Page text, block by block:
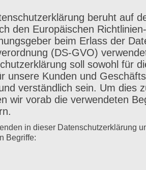
werden in den Logfiles
Erfasst werden
Browsertypen
(2) das vom zugreifenden
Betriebssystem, (3)
von welcher ein
auf unsere
(sogenannte
Unterwebseiten, welche
System auf unserer
werden, (5) das
beruht auf
den Europäischen
beim Erlass der
(DS-GVO)
soll sowohl für
unsere Kunden und
verständlich sein. Um dies
wir vorab die verwendeten
in dieser Datenschutzerklärung
Begriffe: